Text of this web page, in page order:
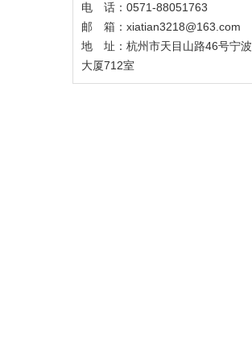
电 话：0571-88051763
邮 箱：xiatian3218@163.com
地 址：杭州市天目山路46号宁波
大厦712室